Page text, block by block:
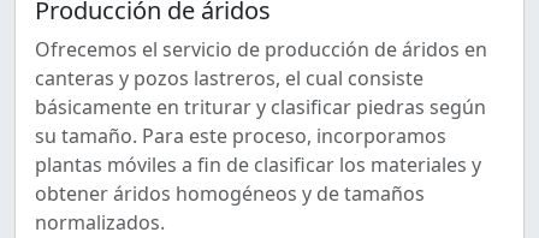
Producción de áridos
Ofrecemos el servicio de producción de áridos en
canteras y pozos lastreros, el cual consiste
básicamente en triturar y clasificar piedras según
su tamaño. Para este proceso, incorporamos
plantas móviles a fin de clasificar los materiales y
obtener áridos homogéneos y de tamaños
normalizados.